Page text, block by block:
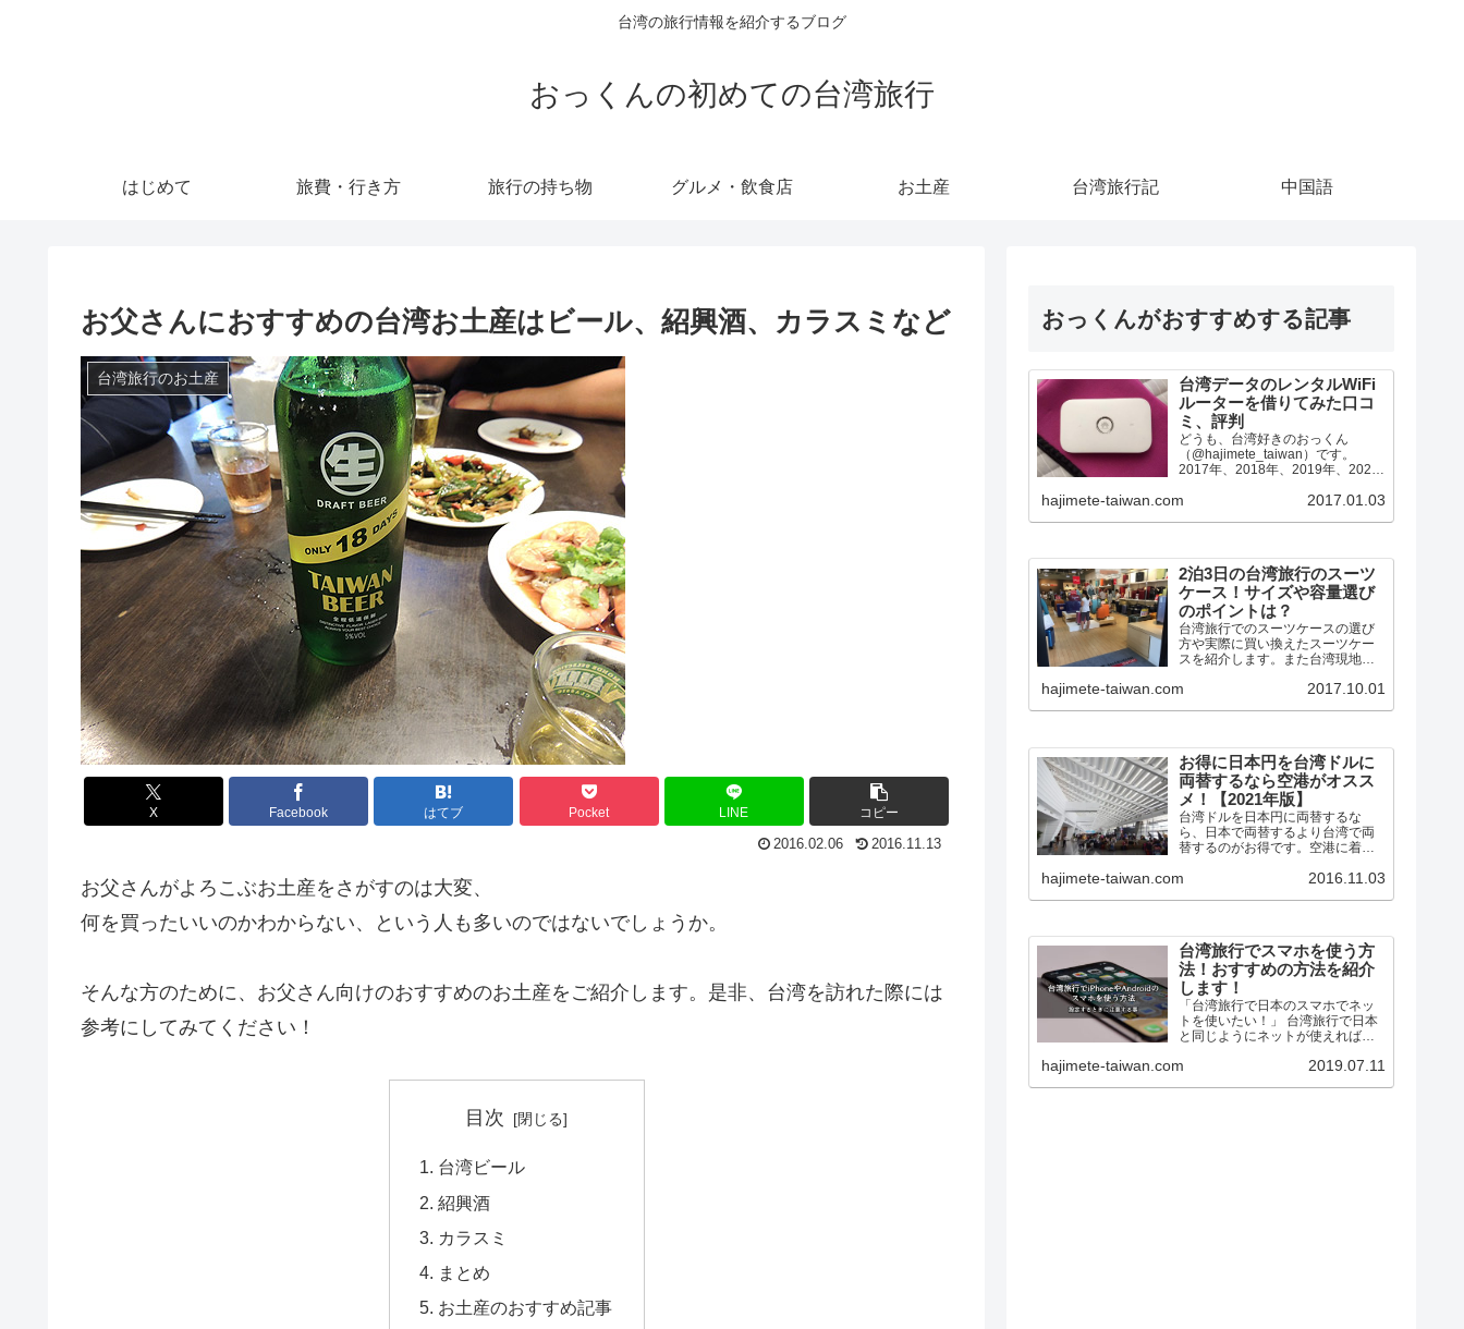
台湾の旅行情報を紹介するブログ
おっくんの初めての台湾旅行
はじめて 旅費・行き方 旅行の持ち物 グルメ・飲食店 お土産 台湾旅行記 中国語
お父さんにおすすめの台湾お土産はビール、紹興酒、カラスミなど
台湾旅行のお土産
X Facebook はてブ Pocket LINE コピー
2016.02.06 2016.11.13
お父さんがよろこぶお土産をさがすのは大変、
何を買ったいいのかわからない、という人も多いのではないでしょうか。
そんな方のために、お父さん向けのおすすめのお土産をご紹介します。是非、台湾を訪れた際には
参考にしてみてください！
目次
台湾ビール
紹興酒
カラスミ
まとめ
お土産のおすすめ記事
おっくんがおすすめする記事
台湾データのレンタルWiFi
ルーターを借りてみた口コ
ミ、評判
どうも、台湾好きのおっくん
（@hajimete_taiwan）です。
2017年、2018年、2019年、2022
ルーターをレンタルしました。 台
hajimete-taiwan.com 2017.01.03
2泊3日の台湾旅行のスーツ
ケース！サイズや容量選び
のポイントは？
台湾旅行でのスーツケースの選び
方や実際に買い換えたスーツケー
スを紹介します。また台湾現地で
の場所も紹介します。
hajimete-taiwan.com 2017.10.01
お得に日本円を台湾ドルに
両替するなら空港がオスス
メ！【2021年版】
台湾ドルを日本円に両替するな
ら、日本で両替するより台湾で両
替するのがお得です。空港に着い
使えて便利です。今回は台湾旅行
hajimete-taiwan.com 2016.11.03
台湾旅行でスマホを使う方
法！おすすめの方法を紹介
します！
「台湾旅行で日本のスマホでネッ
トを使いたい！」 台湾旅行で日本
と同じようにネットが使えれば、
せん。 ・SNSで旅の思い出をシェ
hajimete-taiwan.com 2019.07.11